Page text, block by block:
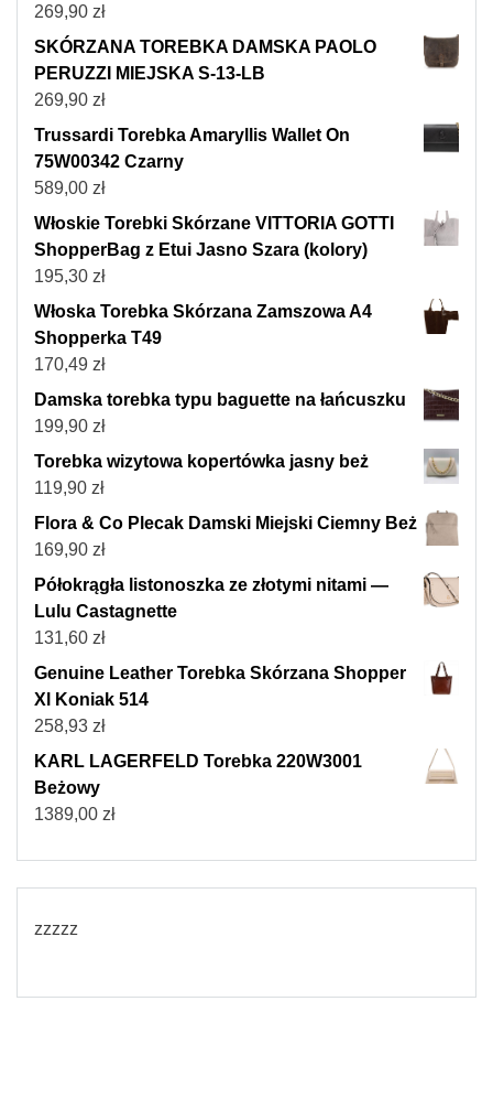
269,90 zł
SKÓRZANA TOREBKA DAMSKA PAOLO
PERUZZI MIEJSKA S-13-LB
269,90 zł
Trussardi Torebka Amaryllis Wallet On
75W00342 Czarny
589,00 zł
Włoskie Torebki Skórzane VITTORIA GOTTI
ShopperBag z Etui Jasno Szara (kolory)
195,30 zł
Włoska Torebka Skórzana Zamszowa A4
Shopperka T49
170,49 zł
Damska torebka typu baguette na łańcuszku
199,90 zł
Torebka wizytowa kopertówka jasny beż
119,90 zł
Flora & Co Plecak Damski Miejski Ciemny Beż
169,90 zł
Półokrągła listonoszka ze złotymi nitami —
Lulu Castagnette
131,60 zł
Genuine Leather Torebka Skórzana Shopper
Xl Koniak 514
258,93 zł
KARL LAGERFELD Torebka 220W3001
Beżowy
1389,00 zł
zzzzz